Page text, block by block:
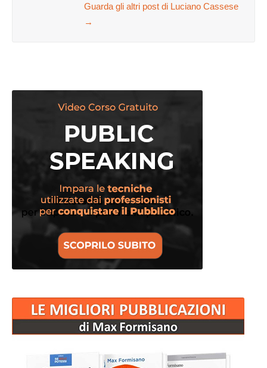
Guarda gli altri post di Luciano Cassese
→